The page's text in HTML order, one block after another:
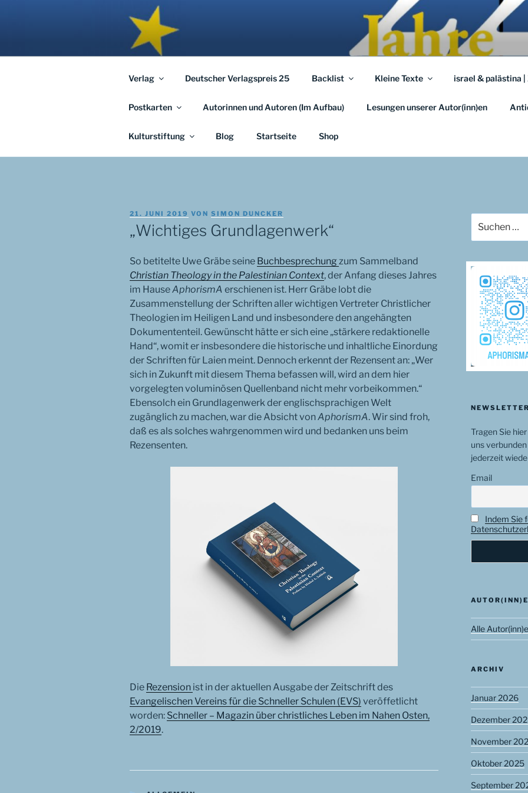
APHORISMA.EU
… links und rechts von Jerusalem …
Verlag Deutscher Verlagspreis 25 Backlist Kleine Texte israel & palästina
Postkarten Autorinnen und Autoren (Im Aufbau) Lesungen unserer Autor(inn)en
Kulturstiftung Blog Startseite Shop
VERÖFFENTLICHT
AM
21. JUNI 2019 VON SIMON DUNCKER
„Wichtiges Grundlagenwerk“
So betitelte Uwe Gräbe seine Buchbesprechung zum Sammelband
Christian Theology in the Palestinian Context, der Anfang dieses Jahres
im HauseAphorismA erschienen ist. Herr Gräbe lobt die
Zusammenstellung der Schriften aller wichtigen Vertreter Christlicher
Theologien im Heiligen Land und insbesondere den angehängten
Dokumententeil. Gewünscht hätte er sich eine „stärkere redaktionelle
Hand“, womit er insbesondere die historische und inhaltliche Einordung
der Schriften für Laien meint. Dennoch erkennt der Rezensent an: „Wer
sich in Zukunft mit diesem Thema befassen will, wird an dem hier
vorgelegten voluminösen Quellenband nicht mehr vorbeikommen.“
Ebensolch ein Grundlagenwerk der englischsprachigen Welt
zugänglich zu machen, war die Absicht vonAphorismA. Wir sind froh,
daß es als solches wahrgenommen wird und bedanken uns beim
Rezensenten.
Die Rezension ist in der aktuellen Ausgabe der Zeitschrift des
Evangelischen Vereins für die Schneller Schulen (EVS) veröffetlicht
worden: Schneller – Magazin über christliches Leben im Nahen Osten,
2/2019.
nach:
Tragen Sie
uns
jederzeit
Email
Indem Sie
Alle
ARCHIV
Januar 2026
Dezember
November
Oktober 2025
September